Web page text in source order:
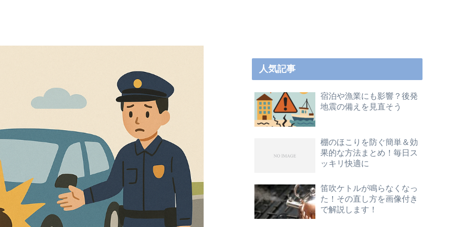
人気記事
宿泊や漁業にも影響？後発
地震の備えを見直そう
棚のほこりを防ぐ簡単＆効
果的な方法まとめ！毎日ス
ッキリ快適に
笛吹ケトルが鳴らなくなっ
た！その直し方を画像付き
で解説します！